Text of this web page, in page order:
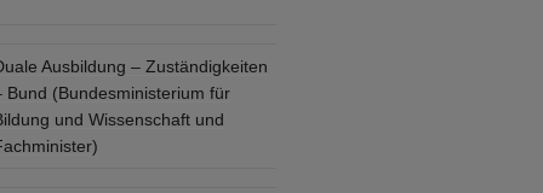
Ausbildung – Zuständigkeiten
Bund (Bundesministerium für
und Wissenschaft und